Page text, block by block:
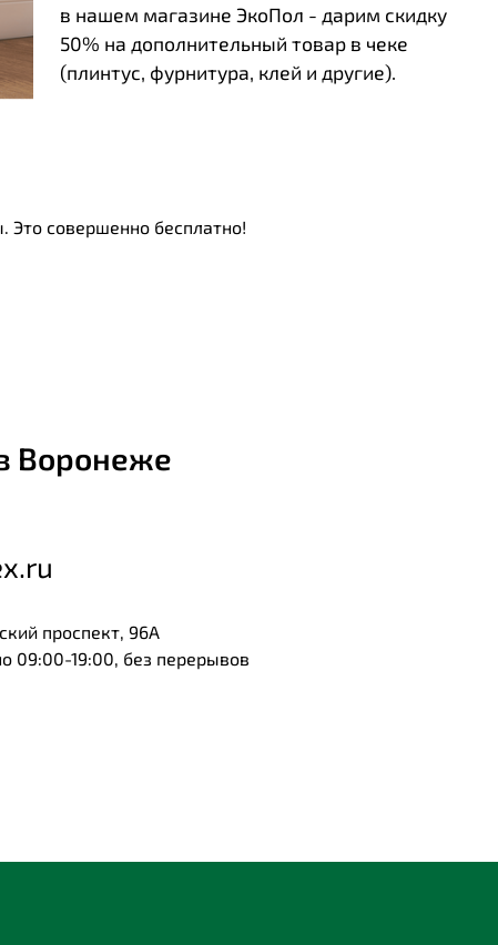
в нашем магазине ЭкоПол - дарим скидку
50% на дополнительный товар в чеке
(плинтус, фурнитура, клей и другие).
совершенно бесплатно!
Воронеже
проспект, 96А
09:00-19:00, без перерывов